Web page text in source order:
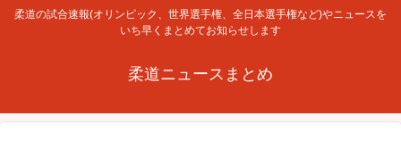
柔道の試合速報(オリンピック、世界選手権、全日本選手権など)やニュースを
いち早くまとめてお知らせします
柔道ニュースまとめ